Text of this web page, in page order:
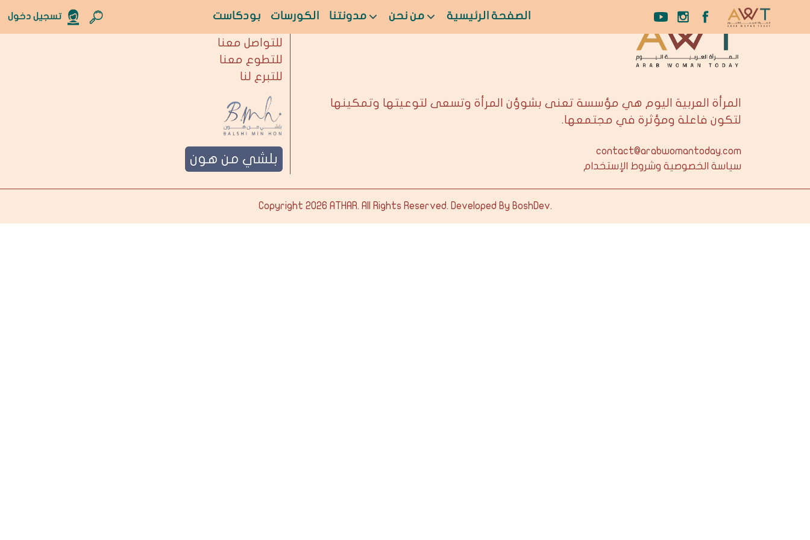
الصفحة الرئيسية من نحن مدونتنا الكورسات بودكاست تسجيل دخول
المرأة العربية اليوم هي مؤسسة تعنى بشوؤن المرأة وتسعى لتوعيتها وتمكينها
لتكون فاعلة ومؤثرة في مجتمعها.
contact@arabwomantoday.com
سياسة الخصوصية وشروط الإستخدام
للتواصل معنا
للتطوع معنا
للتبرع لنا
بلشي من هون
Copyright 2026 ATHAR. All Rights Reserved. Developed By BoshDev.